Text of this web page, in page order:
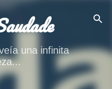
una infinita